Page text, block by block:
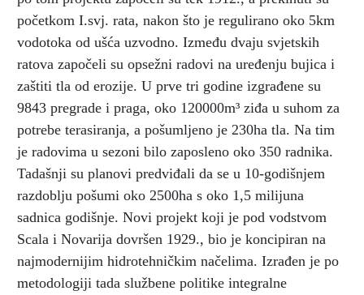
početkom I.svj. rata, nakon što je regulirano oko 5km
vodotoka od ušća uzvodno. Između dvaju svjetskih
ratova započeli su opsežni radovi na uređenju bujica i
zaštiti tla od erozije. U prve tri godine izgrađene su
9843 pregrade i praga, oko 120000m³ ziđa u suhom za
potrebe terasiranja, a pošumljeno je 230ha tla. Na tim
je radovima u sezoni bilo zaposleno oko 350 radnika.
Tadašnji su planovi predviđali da se u 10-godišnjem
razdoblju pošumi oko 2500ha s oko 1,5 milijuna
sadnica godišnje. Novi projekt koji je pod vodstvom
Scala i Novarija dovršen 1929., bio je koncipiran na
najmodernijim hidrotehničkim načelima. Izrađen je po
metodologiji tada službene politike integralne